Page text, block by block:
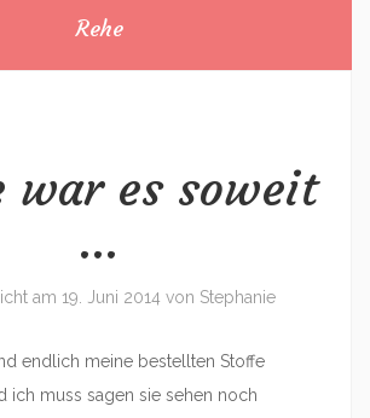
Rehe
war es soweit
…
am 19. Juni 2014 von Stephanie
endlich meine bestellten Stoffe
ich muss sagen sie sehen noch